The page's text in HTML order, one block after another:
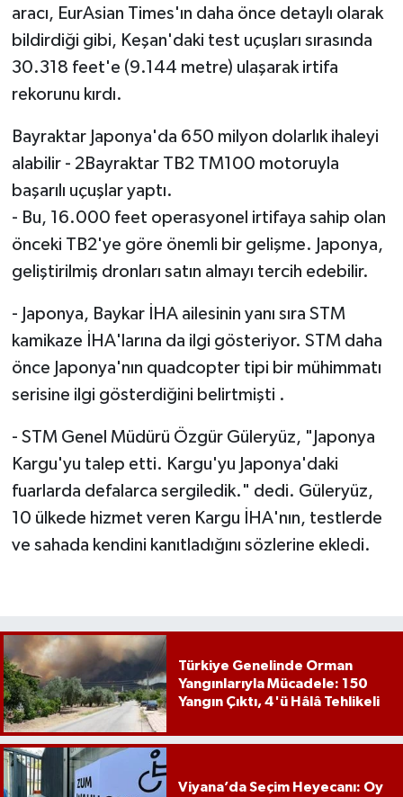
aracı, EurAsian Times'ın daha önce detaylı olarak
bildirdiği gibi, Keşan'daki test uçuşları sırasında
30.318 feet'e (9.144 metre) ulaşarak irtifa
rekorunu kırdı.
Bayraktar Japonya'da 650 milyon dolarlık ihaleyi
alabilir - 2Bayraktar TB2 TM100 motoruyla
başarılı uçuşlar yaptı.
- Bu, 16.000 feet operasyonel irtifaya sahip olan
önceki TB2'ye göre önemli bir gelişme. Japonya,
geliştirilmiş dronları satın almayı tercih edebilir.
- Japonya, Baykar İHA ailesinin yanı sıra STM
kamikaze İHA'larına da ilgi gösteriyor. STM daha
önce Japonya'nın quadcopter tipi bir mühimmatı
serisine ilgi gösterdiğini belirtmişti .
- STM Genel Müdürü Özgür Güleryüz, "Japonya
Kargu'yu talep etti. Kargu'yu Japonya'daki
fuarlarda defalarca sergiledik." dedi. Güleryüz,
10 ülkede hizmet veren Kargu İHA'nın, testlerde
ve sahada kendini kanıtladığını sözlerine ekledi.
Türkiye Genelinde Orman
Yangınlarıyla Mücadele: 150
Yangın Çıktı, 4'ü Hâlâ Tehlikeli
Viyana’da Seçim Heyecanı: Oy